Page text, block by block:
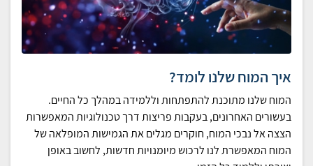
איך המוח שלנו לומד?
המוח שלנו מתוכנת להתפתחות וללמידה במהלך כל החיים.
בעשורים האחרונים, בעקבות פריצות דרך טכנולוגיות המאפשרות
הצצה אל נבכי המוח, חוקרים מגלים את הגמישות המופלאה של
המוח המאפשרת לנו לרכוש מיומנויות חדשות, לחשוב באופן